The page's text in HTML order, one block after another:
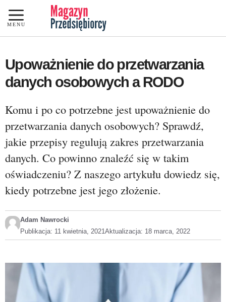
Przejdź
do
treści
MENU
Upoważnienie do przetwarzania
danych osobowych a RODO
Komu i po co potrzebne jest upoważnienie do
przetwarzania danych osobowych? Sprawdź,
jakie przepisy regulują zakres przetwarzania
danych. Co powinno znaleźć się w takim
oświadczeniu? Z naszego artykułu dowiedz się,
kiedy potrzebne jest jego złożenie.
Adam Nawrocki
Publikacja: 11 kwietnia, 2021Aktualizacja: 18 marca, 2022